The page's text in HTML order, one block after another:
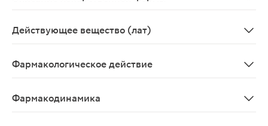
Действующее вещество (лат)
Фармакологическое действие
Фармакодинамика